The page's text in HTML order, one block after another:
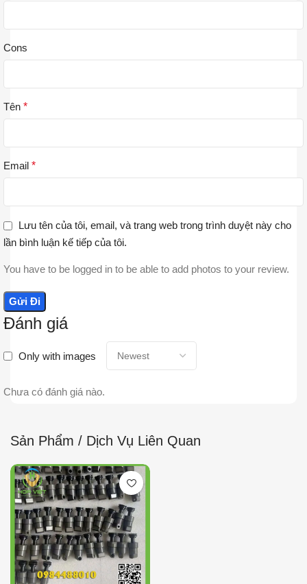
Đánh giá
Only with images
Chưa có đánh giá nào.
Cons
Tên *
Email *
Lưu tên của tôi, email, và trang web trong trình duyệt này cho
lần bình luận kế tiếp của tôi.
You have to be logged in to be able to add photos to your review.
Sản Phẩm / Dịch Vụ Liên Quan